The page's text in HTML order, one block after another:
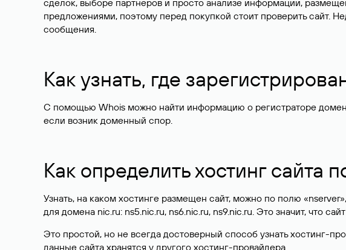
сделок, выборе партнеров и просто анализе информации,
предложениями, поэтому перед покупкой стоит проверить сайт.
сообщения.
Как узнать, где
С помощью Whois можно найти информацию о регистраторе
если возник доменный спор.
Как определить хостинг сайта
Узнать, на каком хостинге размещен сайт, можно по полю
для домена nic.ru: ns5.nic.ru, ns6.nic.ru, ns9.nic.ru. Это значит, что
Это простой, но не всегда достоверный способ узнать хостинг-
данные сайта хранятся у другого хостинг-провайдера.